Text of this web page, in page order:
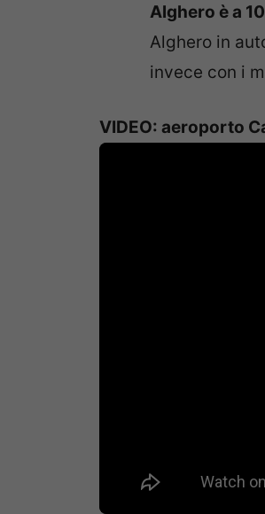
Alghero è a
Alghero in
invece con i
VIDEO: aeroporto